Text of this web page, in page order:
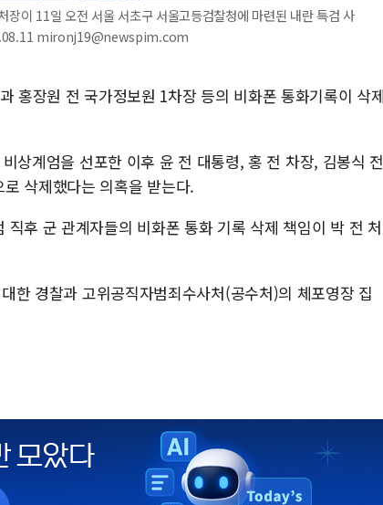
이 11일 오전 서울 서초구 서울고등검찰청에 마련된 내란 특검 사
mironj19@newspim.com
홍장원 전 국가정보원 1차장 등의 비화폰 통화기록이 삭제
상계엄을 선포한 이후 윤 전 대통령, 홍 전 차장, 김봉식 전
삭제했다는 의혹을 받는다.
후 군 관계자들의 비화폰 통화 기록 삭제 책임이 박 전 처
한 경찰과 고위공직자범죄수사처(공수처)의 체포영장 집